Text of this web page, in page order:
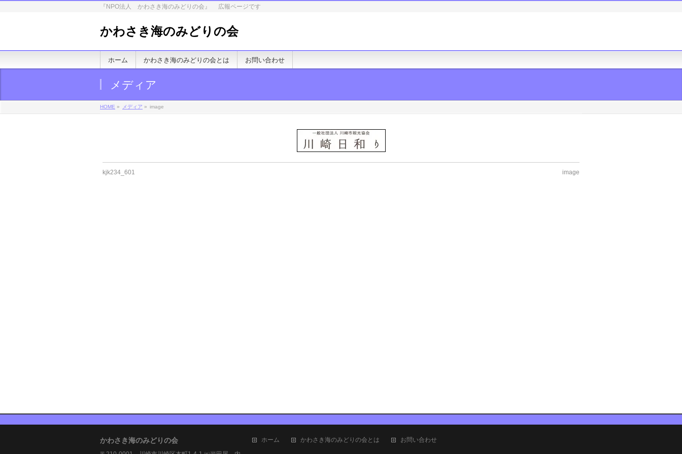
『NPO法人 かわさき海のみどりの会』 広報ページです
かわさき海のみどりの会
ホーム かわさき海のみどりの会とは お問い合わせ
メディア
HOME » メディア » image
kjk234_601 image
かわさき海のみどりの会 ホーム かわさき海のみどりの会とは お問い合わせ